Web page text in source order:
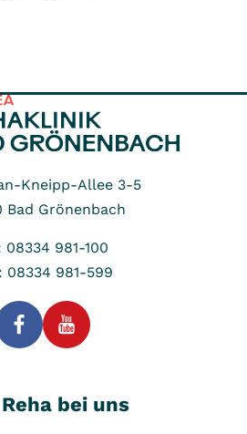
Kneipp-Allee 3-5
Bad Grönenbach
08334 981-100
08334 981-599
bei uns